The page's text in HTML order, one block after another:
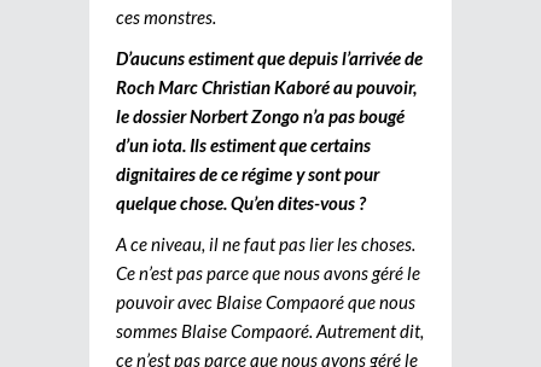
ces monstres.
D’aucuns estiment que depuis l’arrivée de
Roch Marc Christian Kaboré au pouvoir,
le dossier Norbert Zongo n’a pas bougé
d’un iota. Ils estiment que certains
dignitaires de ce régime y sont pour
quelque chose. Qu’en dites-vous ?
A ce niveau, il ne faut pas lier les choses.
Ce n’est pas parce que nous avons géré le
pouvoir avec Blaise Compaoré que nous
sommes Blaise Compaoré. Autrement dit,
ce n’est pas parce que nous avons géré le